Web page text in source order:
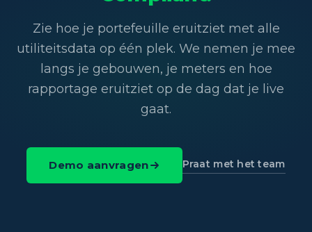
Zie hoe je portefeuille eruitziet met alle
utiliteitsdata op één plek. We nemen je mee
langs je gebouwen, je meters en hoe
rapportage eruitziet op de dag dat je live
gaat.
Demo aanvragen Praat met het team